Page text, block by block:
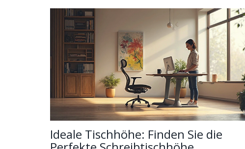
helfen dir dabei, länger Freude an deinen
Wohntextilien zu haben.
Ideale Tischhöhe: Finden Sie die